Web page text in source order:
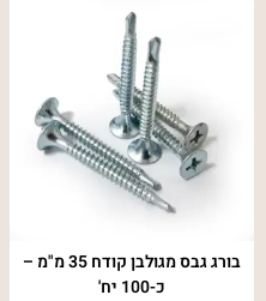
בורג גבס מגולבן קודח 35 מ"מ –
כ-100 יח'